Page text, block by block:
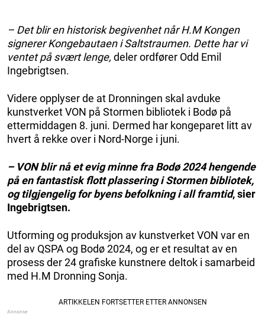
– Det blir en historisk begivenhet når H.M Kongen
signerer Kongebautaen i Saltstraumen. Dette har vi
ventet på svært lenge, deler ordfører Odd Emil
Ingebrigtsen.
Videre opplyser de at Dronningen skal avduke
kunstverket VON på Stormen bibliotek i Bodø på
ettermiddagen 8. juni. Dermed har kongeparet litt av
hvert å rekke over i Nord-Norge i juni.
– VON blir nå et evig minne fra Bodø 2024 hengende
på en fantastisk flott plassering i Stormen bibliotek,
og tilgjengelig for byens befolkning i all framtid, sier
Ingebrigtsen.
Utforming og produksjon av kunstverket VON var en
del av QSPA og Bodø 2024, og er et resultat av en
prosess der 24 grafiske kunstnere deltok i samarbeid
med H.M Dronning Sonja.